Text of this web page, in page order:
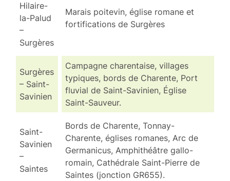
Hilaire-
la-Palud
–
Surgères
Marais poitevin, église romane et
fortifications de Surgères
Surgères
– Saint-
Savinien
Campagne charentaise, villages
typiques, bords de Charente, Port
fluvial de Saint-Savinien, Église
Saint-Sauveur.
Saint-
Savinien
–
Saintes
Bords de Charente, Tonnay-
Charente, églises romanes, Arc de
Germanicus, Amphithéâtre gallo-
romain, Cathédrale Saint-Pierre de
Saintes (jonction GR655).